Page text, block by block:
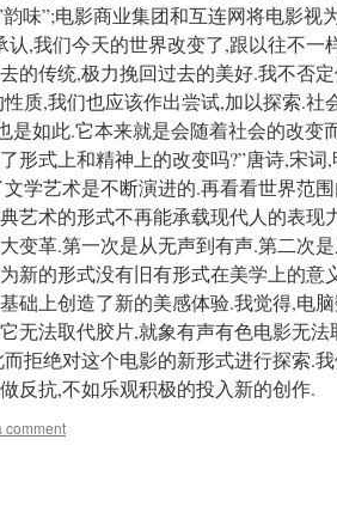
味”;电影商业集团和互连网将电影视
认,我们今天的世界改变了,跟以往不一
的传统,极力挽回过去的美好.我不否
质,我们也应该作出尝试,加以探索.社
是如此.它本来就是会随着社会的改变
形式上和精神上的改变吗?”唐诗,宋词
学艺术是不断演进的.再看看世界范
艺术的形式不再能承载现代人的表现
变革.第一次是从无声到有声.第二次
新的形式没有旧有形式在美学上的意
础上创造了新的美感体验.我觉得,电
无法取代胶片,就象有声有色电影无
拒绝对这个电影的新形式进行探索.
反抗,不如乐观积极的投入新的创作.
comment